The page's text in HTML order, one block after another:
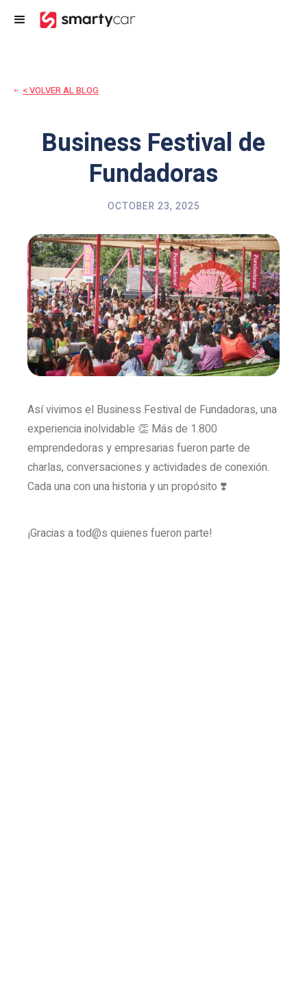
< VOLVER AL BLOG
Business Festival de
Fundadoras
OCTOBER 23, 2025
Así vivimos el Business Festival de Fundadoras, una
experiencia inolvidable 👏 Más de 1.800
emprendedoras y empresarias fueron parte de
charlas, conversaciones y actividades de conexión.
Cada una con una historia y un propósito ❣️
¡Gracias a tod@s quienes fueron parte!